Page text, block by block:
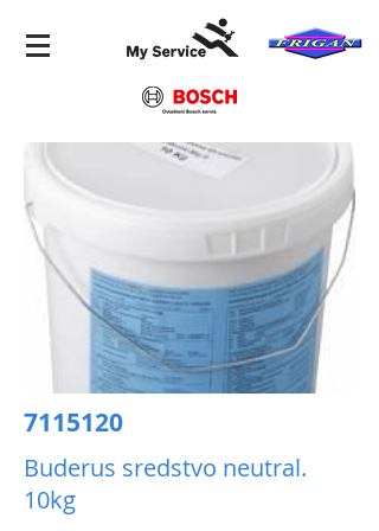
7115120
Buderus sredstvo neutral.
10kg